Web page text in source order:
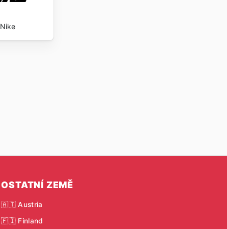
Nike
OSTATNÍ ZEMĚ
🇦🇹 Austria
🇫🇮 Finland